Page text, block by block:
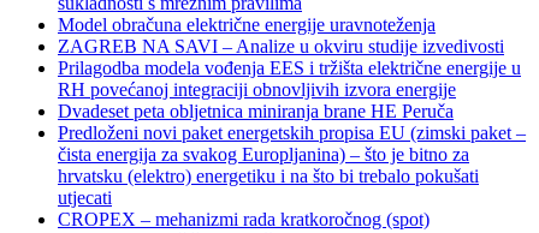
Model obračuna električne energije uravnoteženja
ZAGREB NA SAVI – Analize u okviru studije izvedivosti
Prilagodba modela vođenja EES i tržišta električne energije u
RH povećanoj integraciji obnovljivih izvora energije
Dvadeset peta obljetnica miniranja brane HE Peruča
Predloženi novi paket energetskih propisa EU (zimski paket –
čista energija za svakog Europljanina) – što je bitno za
hrvatsku (elektro) energetiku i na što bi trebalo pokušati
utjecati
CROPEX – mehanizmi rada kratkoročnog (spot)